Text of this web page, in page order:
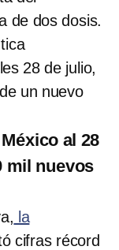
de dos dosis.
28 de julio,
un nuevo
al 28
mil nuevos
la
cifras récord